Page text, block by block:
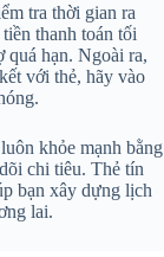
tra thời gian ra
thanh toán tối
quá hạn. Ngoài ra,
với thẻ, hãy vào
khỏe mạnh bằng
chi tiêu. Thẻ tín
bạn xây dựng lịch
lai.